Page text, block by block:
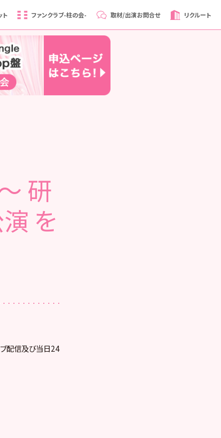
ト ファンクラブ-柱の会- 取材/出演お問合せ リクルート
研
を
配信及び当日24